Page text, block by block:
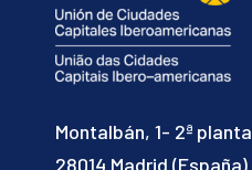
Montalbán, 1- 2ª planta
28014 Madrid (España)